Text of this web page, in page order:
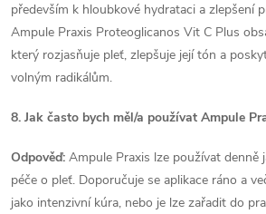
především k hloubkové hydrataci a zlepšení
Ampule Praxis Proteoglicanos Vit C Plus
který rozjasňuje pleť, zlepšuje její tón a
volným radikálům.
8. Jak často bych měl/a používat Ampule
Odpověď: Ampule Praxis lze používat denně
péče o pleť. Doporučuje se aplikace ráno a
jako intenzivní kúra, nebo je lze zařadit do